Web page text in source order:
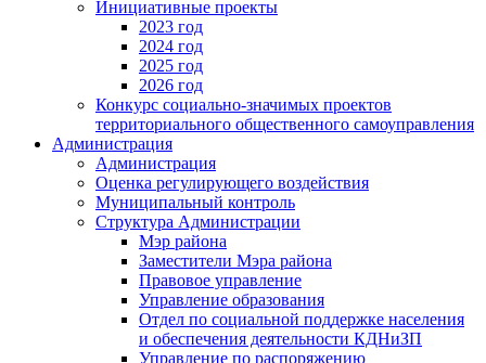
Инициативные проекты
2023 год
2024 год
2025 год
2026 год
Конкурс социально-значимых проектов
территориального общественного самоуправления
Администрация
Администрация
Оценка регулирующего воздействия
Муниципальный контроль
Структура Администрации
Мэр района
Заместители Мэра района
Правовое управление
Управление образования
Отдел по социальной поддержке населения
и обеспечения деятельности КДНиЗП
Управление по распоряжению